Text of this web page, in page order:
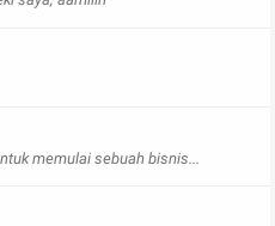
memulai sebuah bisnis...